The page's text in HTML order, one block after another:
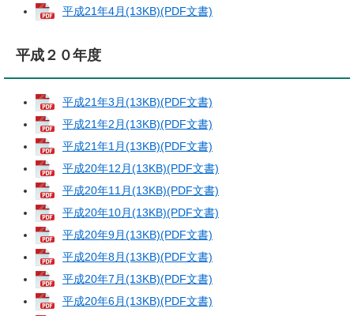
平成21年4月(13KB)(PDF文書)
平成２０年度
平成21年3月(13KB)(PDF文書)
平成21年2月(13KB)(PDF文書)
平成21年1月(13KB)(PDF文書)
平成20年12月(13KB)(PDF文書)
平成20年11月(13KB)(PDF文書)
平成20年10月(13KB)(PDF文書)
平成20年9月(13KB)(PDF文書)
平成20年8月(13KB)(PDF文書)
平成20年7月(13KB)(PDF文書)
平成20年6月(13KB)(PDF文書)